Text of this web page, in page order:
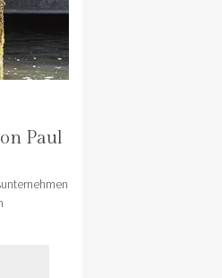
Paul